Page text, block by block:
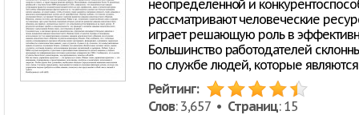
неопределенной и
рассматривают человеческие
играет решающую роль в
Большинство работодателей
по службе людей, которые
Рейтинг:
Слов: 3,657 • Страниц: 15